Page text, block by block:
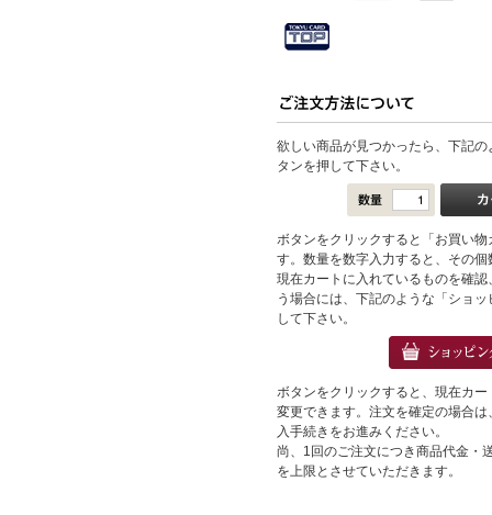
欲しい商品が見つかったら、下記
タンを押して下さい。
ボタンをクリックすると「お買い
す。数量を数字入力すると、その
現在カートに入れているものを確
う場合には、下記のような「ショ
して下さい。
ボタンをクリックすると、現在カ
変更できます。注文を確定の場合
入手続きをお進みください。
尚、1回のご注文につき商品代金・
を上限とさせていただきます。